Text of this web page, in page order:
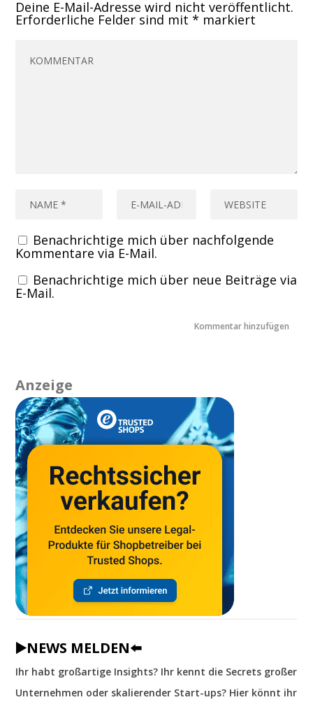
Deine E-Mail-Adresse wird nicht veröffentlicht.
Erforderliche Felder sind mit* markiert
Benachrichtige mich über nachfolgende
Kommentare via E-Mail.
Benachrichtige mich über neue Beiträge via
E-Mail.
Anzeige
▶️NEWS MELDEN⬅️
Ihr habt großartige Insights? Ihr kennt die Secrets großer
Unternehmen oder skalierender Start-ups? Hier könnt ihr